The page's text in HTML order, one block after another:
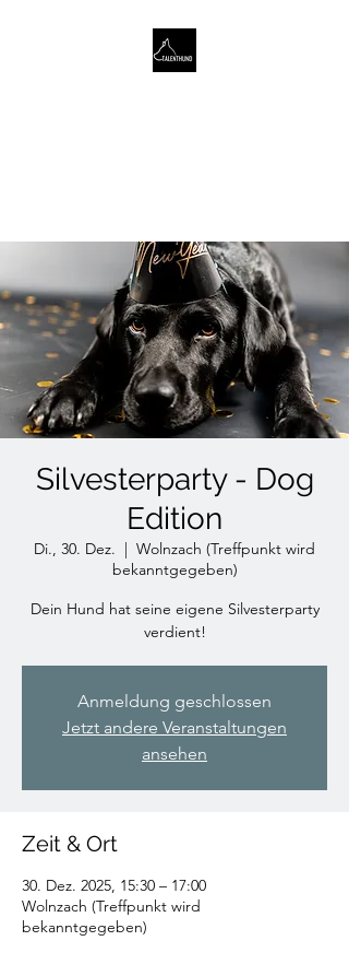
Silvesterparty - Dog
Edition
Di., 30. Dez.
  |
Wolnzach (Treffpunkt wird
bekanntgegeben)
Dein Hund hat seine eigene Silvesterparty
verdient!
Anmeldung geschlossen
Jetzt andere Veranstaltungen
ansehen
Zeit & Ort
30. Dez. 2025, 15:30 – 17:00
Wolnzach (Treffpunkt wird
bekanntgegeben)